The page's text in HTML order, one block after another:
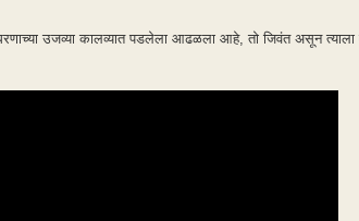
उजव्या कालव्यात पडलेला आढळला आहे, तो जिवंत असून त्याला